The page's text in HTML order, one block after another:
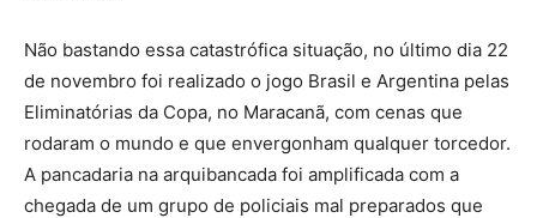
Não bastando essa catastrófica situação, no último dia 22
de novembro foi realizado o jogo Brasil e Argentina pelas
Eliminatórias da Copa, no Maracanã, com cenas que
rodaram o mundo e que envergonham qualquer torcedor.
A pancadaria na arquibancada foi amplificada com a
chegada de um grupo de policiais mal preparados que